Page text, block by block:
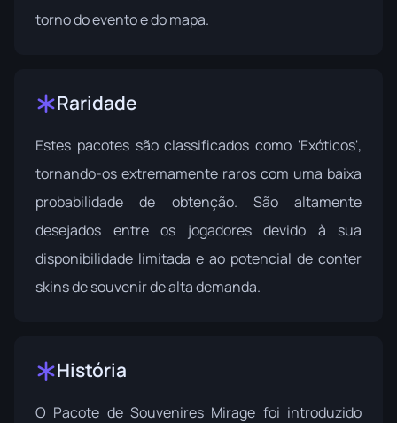
torno do evento e do mapa.
Raridade
Estes pacotes são classificados como 'Exóticos',
tornando-os extremamente raros com uma baixa
probabilidade de obtenção. São altamente
desejados entre os jogadores devido à sua
disponibilidade limitada e ao potencial de conter
skins de souvenir de alta demanda.
História
O Pacote de Souvenires Mirage foi introduzido